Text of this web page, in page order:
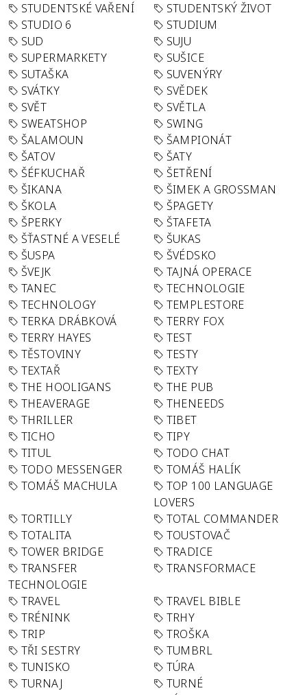
STUDENTSKÉ VAŘENÍ
STUDENTSKÝ ŽIVOT
STUDIO 6
STUDIUM
SUD
SUJU
SUPERMARKETY
SUŠICE
SUTAŠKA
SUVENÝRY
SVÁTKY
SVĚDEK
SVĚT
SVĚTLA
SWEATSHOP
SWING
ŠALAMOUN
ŠAMPIONÁT
ŠATOV
ŠATY
ŠÉFKUCHAŘ
ŠETŘENÍ
ŠIKANA
ŠIMEK A GROSSMAN
ŠKOLA
ŠPAGETY
ŠPERKY
ŠTAFETA
ŠŤASTNÉ A VESELÉ
ŠUKAS
ŠUSPA
ŠVÉDSKO
ŠVEJK
TAJNÁ OPERACE
TANEC
TECHNOLOGIE
TECHNOLOGY
TEMPLESTORE
TERKA DRÁBKOVÁ
TERRY FOX
TERRY HAYES
TEST
TĚSTOVINY
TESTY
TEXTAŘ
TEXTY
THE HOOLIGANS
THE PUB
THEAVERAGE
THENEEDS
THRILLER
TIBET
TICHO
TIPY
TITUL
TODO CHAT
TODO MESSENGER
TOMÁŠ HALÍK
TOMÁŠ MACHULA
TOP 100 LANGUAGE
LOVERS
TORTILLY
TOTAL COMMANDER
TOTALITA
TOUSTOVAČ
TOWER BRIDGE
TRADICE
TRANSFER
TECHNOLOGIE
TRANSFORMACE
TRAVEL
TRAVEL BIBLE
TRÉNINK
TRHY
TRIP
TROŠKA
TŘI SESTRY
TUMBRL
TUNISKO
TÚRA
TURNAJ
TURNÉ